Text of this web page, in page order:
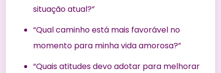
situação atual?”
“Qual caminho está mais favorável no
momento para minha vida amorosa?”
“Quais atitudes devo adotar para melhorar